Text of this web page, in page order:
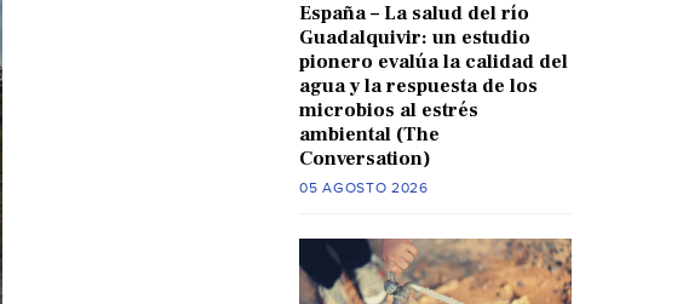
España – La salud del río
Guadalquivir: un estudio
pionero evalúa la calidad del
agua y la respuesta de los
microbios al estrés
ambiental (The
Conversation)
05 AGOSTO 2026